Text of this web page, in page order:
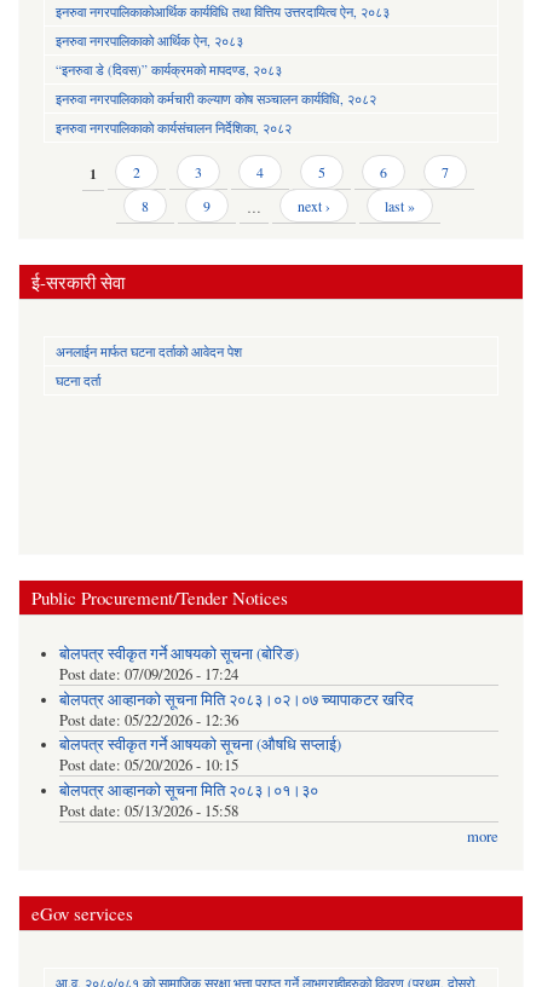
इनरुवा नगरपालिकाकोआर्थिक कार्यविधि तथा वित्तिय उत्तरदायित्व ऐन, २०८३
इनरुवा नगरपालिकाको आर्थिक ऐन, २०८३
“इनरुवा डे (दिवस)” कार्यक्रमको मापदण्ड, २०८३
इनरुवा नगरपालिकाको कर्मचारी कल्याण कोष सञ्चालन कार्यविधि, २०८२
इनरुवा नगरपालिकाको कार्यसंचालन निर्देशिका, २०८२
Pages1 2 3 4 5 6
7
8
9 … next › last »
ई-सरकारी सेवा
अनलाईन मार्फत घटना दर्ताको आवेदन पेश
घटना दर्ता
Public Procurement/Tender Notices
बोलपत्र स्वीकृत गर्ने आषयको सूचना (बोरिङ)
Post date: 07/09/2026 - 17:24
बोलपत्र आव्हानको सूचना मिति २०८३।०२।०७ च्यापाकटर खरिद
Post date: 05/22/2026 - 12:36
बोलपत्र स्वीकृत गर्ने आषयको सूचना (औषधि सप्लाई)
Post date: 05/20/2026 - 10:15
बोलपत्र आव्हानको सूचना मिति २०८३।०१।३०
Post date: 05/13/2026 - 15:58
more
eGov services
आ.व. २०८०/०८१ को सामाजिक सुरक्षा भत्ता प्राप्त गर्ने लाभग्राहीहरुको विवरण (प्रथम, दोस्रो,